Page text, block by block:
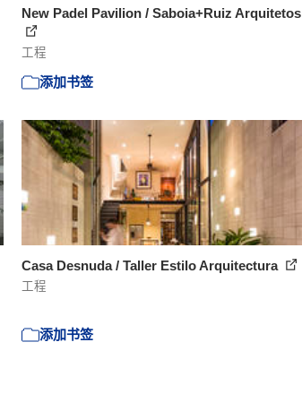
New Padel Pavilion / Saboia+Ruiz Arquitetos
工程
添加书签
Casa Desnuda / Taller Estilo Arquitectura
工程
添加书签